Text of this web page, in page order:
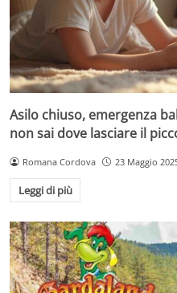
Asilo chiuso, emergenza
non sai dove lasciare il
Romana Cordova 23 Maggio
Leggi di più